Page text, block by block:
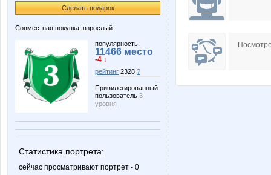
Сделать подарок
Совместная покупка: взрослый
популярность:
11466 место
-4 ↓
рейтинг 2328 ?
Привилегированный
пользователь 3
уровня
Статистика портрета:
сейчас просматривают портрет - 0